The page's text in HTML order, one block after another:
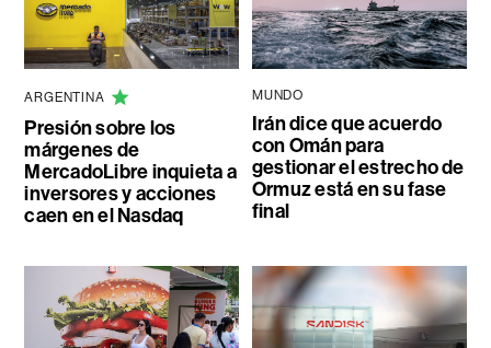
ARGENTINA
Presión sobre los
márgenes de
MercadoLibre inquieta a
inversores y acciones
caen en el Nasdaq
MUNDO
Irán dice que acuerdo
con Omán para
gestionar el estrecho de
Ormuz está en su fase
final